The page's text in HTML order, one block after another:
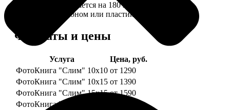
— Книга раскрывается на 180 градусов, развороты
укреплены картоном или пластиком.
Форматы и цены
Услуга
Цена, руб.
ФотоКнига "Слим" 10x10 от 1290
ФотоКнига "Слим" 10x15 от 1390
ФотоКнига "Слим" 15x15 от 1590
ФотоКнига "Слим" 15x20